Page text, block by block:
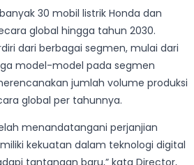
30 mobil listrik Honda dan
global hingga tahun 2030.
dari berbagai segmen, mulai dari
model-model pada segmen
jumlah volume produksi
global per tahunnya.
menandatangani perjanjian
kekuatan dalam teknologi digital